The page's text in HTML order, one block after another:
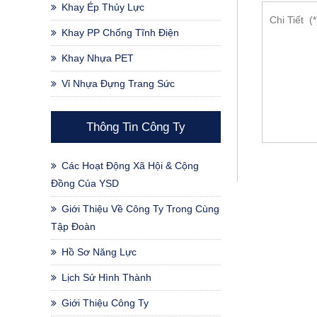
Khay Ép Thủy Lực
Khay PP Chống Tĩnh Điện
Khay Nhựa PET
Vỉ Nhựa Đựng Trang Sức
Thông Tin Công Ty
Các Hoạt Động Xã Hội & Cộng
Đồng Của YSD
Giới Thiệu Về Công Ty Trong Cùng
Tập Đoàn
Hồ Sơ Năng Lực
Lịch Sử Hình Thành
Giới Thiệu Công Ty